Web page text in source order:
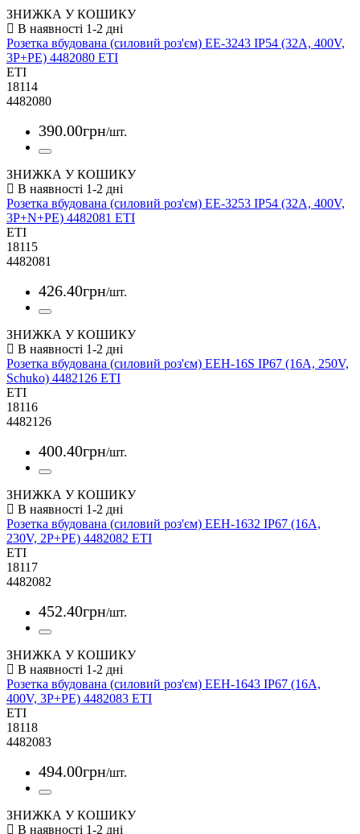
ЗНИЖКА У КОШИКУ
Розетка вбудована (силовий роз'єм) EE-3243 IP54 (32A, 400V,
3P+PE) 4482080 ETI
ETI
18114
4482080
390.00грн/шт.
ЗНИЖКА У КОШИКУ
Розетка вбудована (силовий роз'єм) EE-3253 IP54 (32A, 400V,
3P+N+PE) 4482081 ETI
ETI
18115
4482081
426.40грн/шт.
ЗНИЖКА У КОШИКУ
Розетка вбудована (силовий роз'єм) EEH-16S IP67 (16A, 250V,
Schuko) 4482126 ETI
ETI
18116
4482126
400.40грн/шт.
ЗНИЖКА У КОШИКУ
Розетка вбудована (силовий роз'єм) EEH-1632 IP67 (16A,
230V, 2P+PE) 4482082 ETI
ETI
18117
4482082
452.40грн/шт.
ЗНИЖКА У КОШИКУ
Розетка вбудована (силовий роз'єм) EEH-1643 IP67 (16A,
400V, 3P+PE) 4482083 ETI
ETI
18118
4482083
494.00грн/шт.
ЗНИЖКА У КОШИКУ